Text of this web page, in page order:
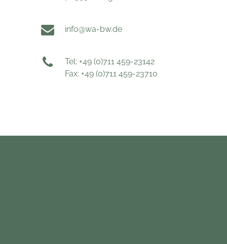
info@wa-bw.de
Tel: +49 (0)711 459-23142
Fax: +49 (0)711 459-23710